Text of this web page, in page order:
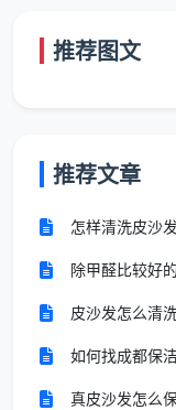
一套专业的
条完整的服务链
也是信息对
客户通过电
地址、面积、户
需求：家中是否
或易碎物品需要
推荐图文
推荐文章
怎样清洗皮沙
除甲醛比较好
皮沙发怎么清
如何找成都保
真皮沙发怎么